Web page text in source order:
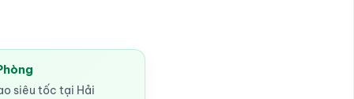
siêu tốc tại Hải